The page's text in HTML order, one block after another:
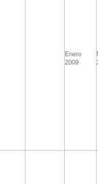
Enero
2009